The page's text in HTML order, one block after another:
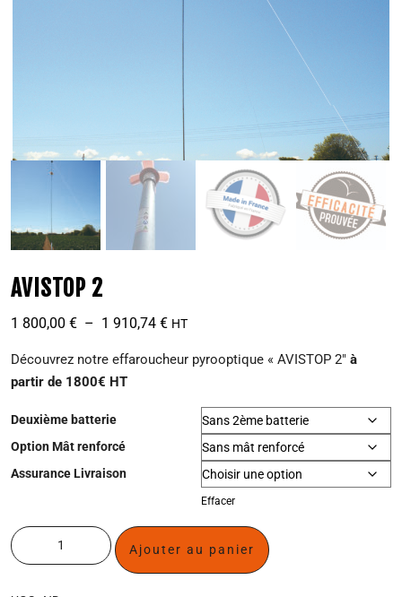
AVISTOP 2
1 800,00 € – 1 910,74 € HT
Découvrez notre effaroucheur pyrooptique « AVISTOP 2″ à
partir de 1800€ HT
Deuxième batterie
Option Mât renforcé
Assurance Livraison
Effacer
Ajouter au panier